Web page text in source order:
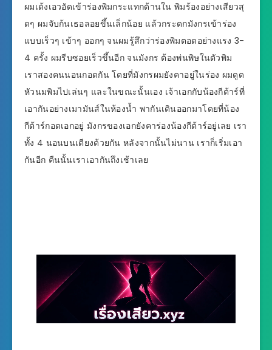
ผมเด้งเอวอัดเข้าร่องพิมกระแทกด้านใน พิมร้องอย่างเสียวสุ
ดๆ ผมจับก้นเธอลอยขึ้นเล็กน้อย แล้วกระดกมังกรเข้าร่อง
แบบเร็วๆ เข้าๆ ออกๆ จนผมรู้สึกว่าร่องพิมตอดอย่างแรง 3-
4 ครั้ง ผมรีบซอยเร็วขึ้นอีก จนมังกร ต้องพ่นพิษในตัวพิม
เราสองคนนอนกอดกัน โดยที่มังกรผมยังคาอยู่ในร่อง ผมดูด
หัวนมพิมไปเล่นๆ และในขณะนั้นเอง เจ้าเอกกับน้องกีต้าร์ที่
เอากันอย่างเมามันส์ในห้องน้ำ พากันเดินออกมาโดยที่น้อง
กีต้าร์กอดเอกอยู่ มังกรของเอกยังคาร่องน้องกีต้าร์อยู่เลย เรา
ทั้ง 4 นอนบนเตียงด้วยกัน หลังจากนั้นไม่นาน เราก็เริ่มเอา
กันอีก คืนนั้นเราเอากันถึงเช้าเลย